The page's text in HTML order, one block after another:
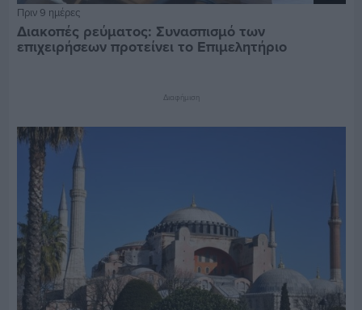
Πριν 9 ημέρες
Διακοπές ρεύματος: Συνασπισμό των
επιχειρήσεων προτείνει το Επιμελητήριο
Διαφήμιση